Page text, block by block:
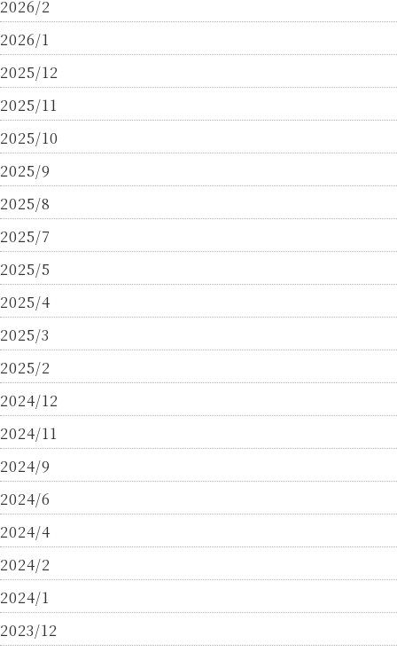
2026/2
2026/1
2025/12
2025/11
2025/10
2025/9
2025/8
2025/7
2025/5
2025/4
2025/3
2025/2
2024/12
2024/11
2024/9
2024/6
2024/4
2024/2
2024/1
2023/12